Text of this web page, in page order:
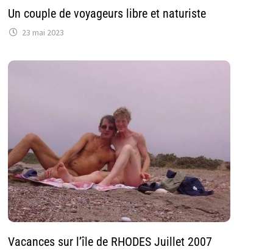
Un couple de voyageurs libre et naturiste
23 mai 2023
Vacances sur l’île de RHODES Juillet 2007